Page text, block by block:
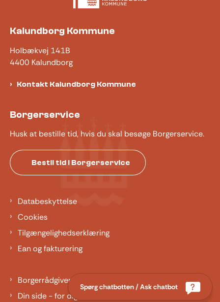
Kalundborg Kommune
Holbækvej 141B
4400 Kalundborg
Kontakt Kalundborg Kommune
Borgerservice
Husk at bestille tid, hvis du skal besøge Borgerservice.
Bestil tid i Borgerservice
Databeskyttelse
Cookies
Tilgængelighedserklæring
Ean og fakturering
Borgerrådgiver
Din side - for dig der er barn eller ung
Spørg chatbotten / Ask chatbot